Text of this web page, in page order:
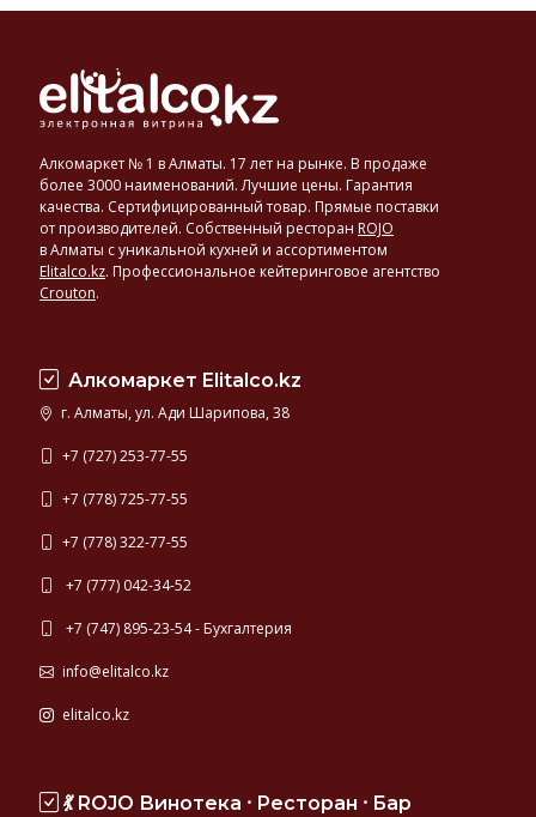
Алкомаркет № 1 в Алматы. 17 лет на рынке. В продаже
более 3000 наименований. Лучшие цены. Гарантия
качества. Сертифицированный товар. Прямые поставки
от производителей. Собственный ресторан ROJO
в Алматы с уникальной кухней и ассортиментом
Elitalco.kz. Профессиональное кейтеринговое агентство
Crouton.
Алкомаркет Elitalco.kz
г. Алматы, ул. Ади Шарипова, 38
+7 (727) 253-77-55
+7 (778) 725-77-55
+7 (778) 322-77-55
+7 (777) 042-34-52
+7 (747) 895-23-54 - Бухгалтерия
info@elitalco.kz
elitalco.kz
💃 ROJO Винотека ⸱ Ресторан ⸱ Бар